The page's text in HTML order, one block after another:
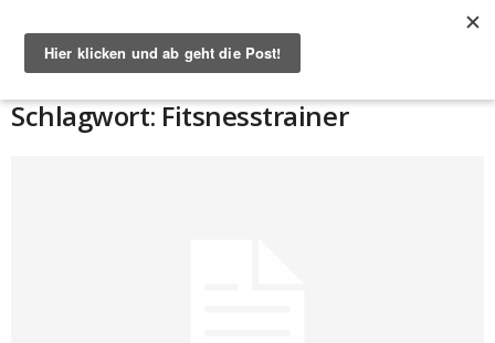
Schlagwort: Fitsnesstrainer